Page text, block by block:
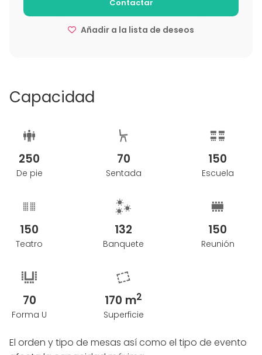
Contactar
Añadir a la lista de deseos
Capacidad
250
De pie
70
Sentada
150
Escuela
150
Teatro
132
Banquete
150
Reunión
70
Forma U
170 m2
Superficie
El orden y tipo de mesas así como el tipo de evento